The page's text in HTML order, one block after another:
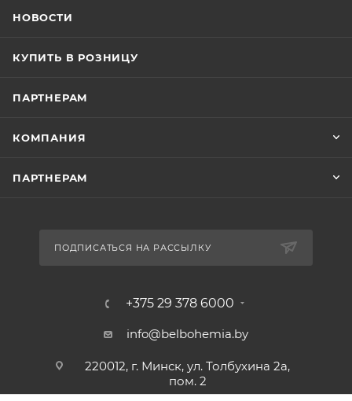
НОВОСТИ
КУПИТЬ В РОЗНИЦУ
ПАРТНЕРАМ
КОМПАНИЯ
ПАРТНЕРАМ
ПОДПИСАТЬСЯ НА РАССЫЛКУ
+375 29 378 6000
info@belbohemia.by
220012, г. Минск, ул. Толбухина 2а,
пом. 2